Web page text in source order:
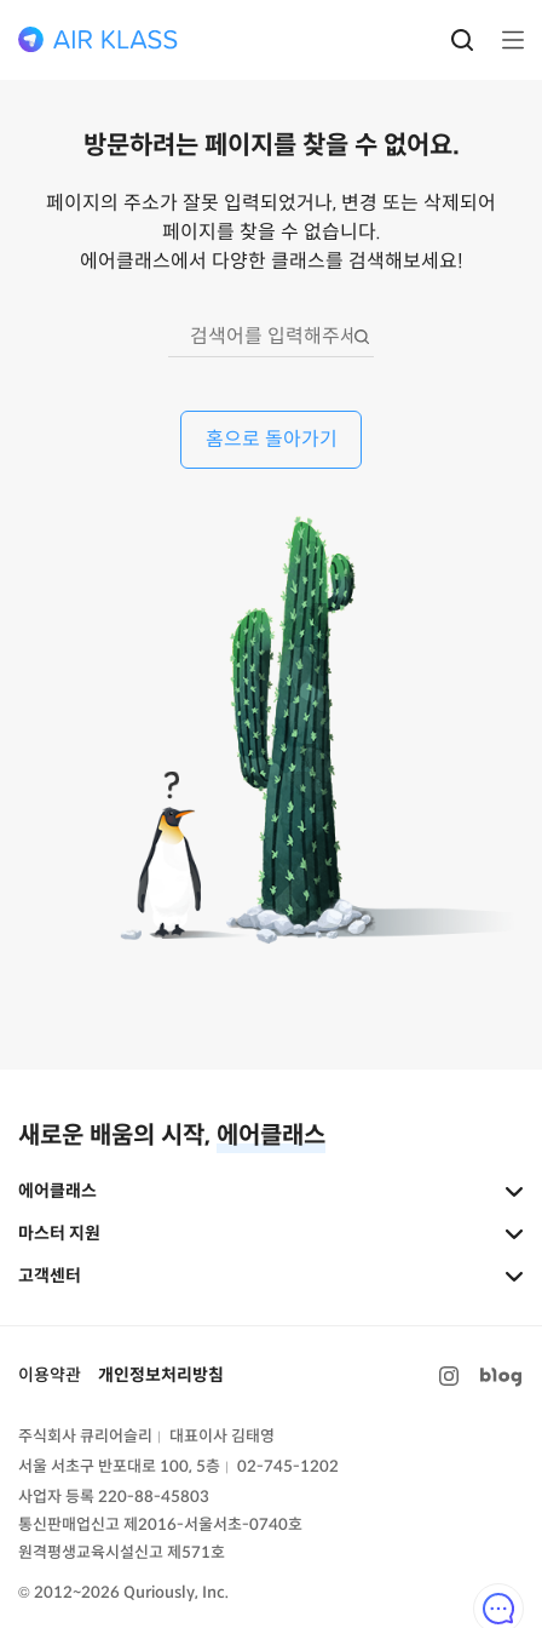
방문하려는 페이지를 찾을 수 없어요.
페이지의 주소가 잘못 입력되었거나, 변경 또는 삭제되어
페이지를 찾을 수 없습니다.
에어클래스에서 다양한 클래스를 검색해보세요!
홈으로 돌아가기
새로운 배움의 시작, 에어클래스
에어클래스
마스터 지원
고객센터
이용약관 개인정보처리방침
주식회사 큐리어슬리 |
대표이사 김태영
서울 서초구 반포대로 100, 5층 |
02-745-1202
사업자 등록 220-88-45803
통신판매업신고제2016-서울서초-0740호
원격평생교육시설신고 제571호
© 2012~2026 Quriously, Inc.